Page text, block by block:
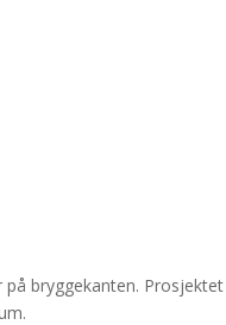
bryggekanten.